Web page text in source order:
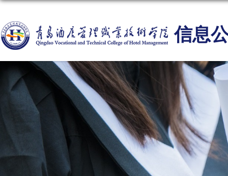
信息